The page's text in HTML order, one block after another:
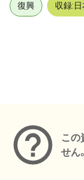
復興 収録:
この
せん。